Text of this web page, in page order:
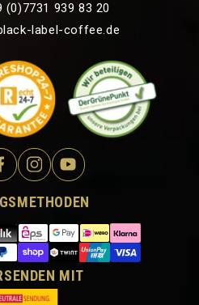
(0)7731 939 83 20
label-coffee.de
MIT